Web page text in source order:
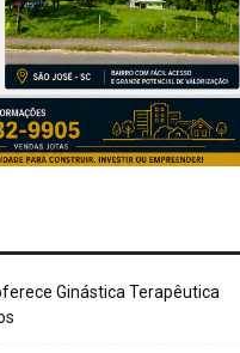
Ginástica Terapêutica